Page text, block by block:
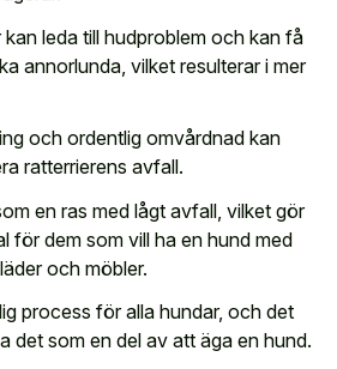
leda till hudproblem och kan få
annorlunda, vilket resulterar i mer
och ordentlig omvårdnad kan
ratterrierens avfall.
en ras med lågt avfall, vilket gör
för dem som vill ha en hund med
och möbler.
process för alla hundar, och det
det som en del av att äga en hund.